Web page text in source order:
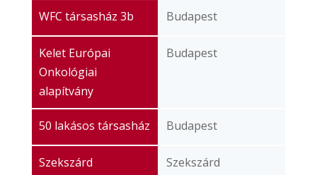
WFC társasház 3b
Kelet Európai
Onkológiai
alapítvány
50 lakásos társasház
Szekszárd
Budapest
Budapest
Budapest
Szekszárd